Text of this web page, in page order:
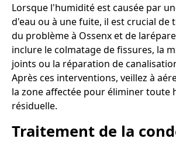
Lorsque l'humidité est causée par
d'eau ou à une fuite, il est crucial de
du problème à Ossenx et de
inclure le colmatage de fissures, la
joints ou la réparation de
Après ces interventions, veillez à
la zone affectée pour éliminer toute
résiduelle.
Traitement de la